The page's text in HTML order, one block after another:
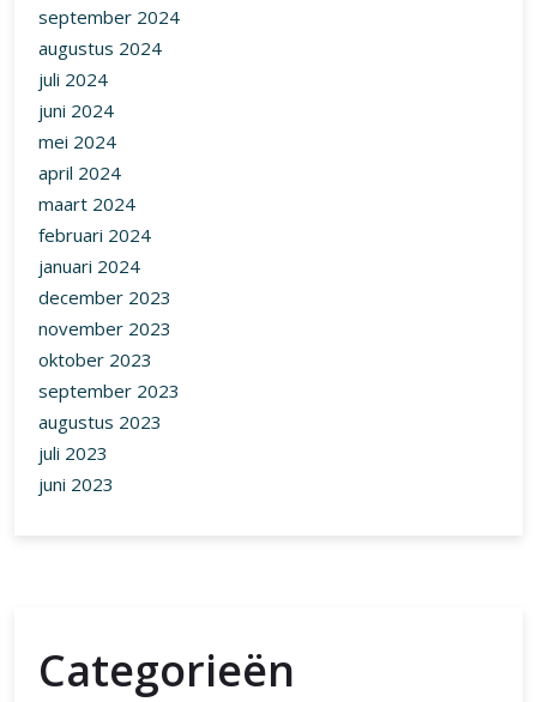
september 2024
augustus 2024
juli 2024
juni 2024
mei 2024
april 2024
maart 2024
februari 2024
januari 2024
december 2023
november 2023
oktober 2023
september 2023
augustus 2023
juli 2023
juni 2023
Categorieën